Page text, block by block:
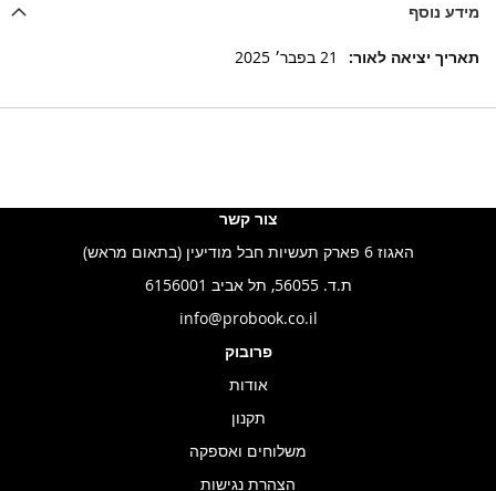
מידע נוסף
מידע
21 בפבר׳ 2025
צור קשר
האגוז 6 פארק תעשיות חבל מודיעין (בתאום מראש)
ת.ד. 56055, תל אביב 6156001
info@probook.co.il
פרובוק
אודות
תקנון
משלוחים ואספקה
הצהרת נגישות